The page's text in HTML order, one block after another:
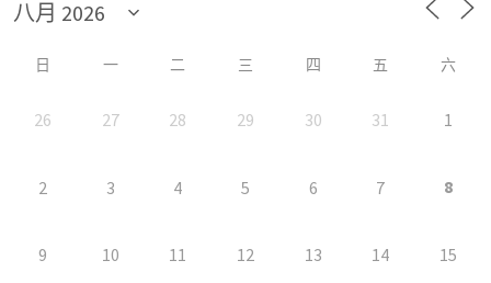
日 一 二 三 四 五 六
26 27 28 29 30 31 1
2 3 4 5 6 7 8
9 10 11 12 13 14 15